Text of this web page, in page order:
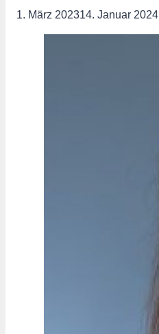
1. März 202314. Januar 2024